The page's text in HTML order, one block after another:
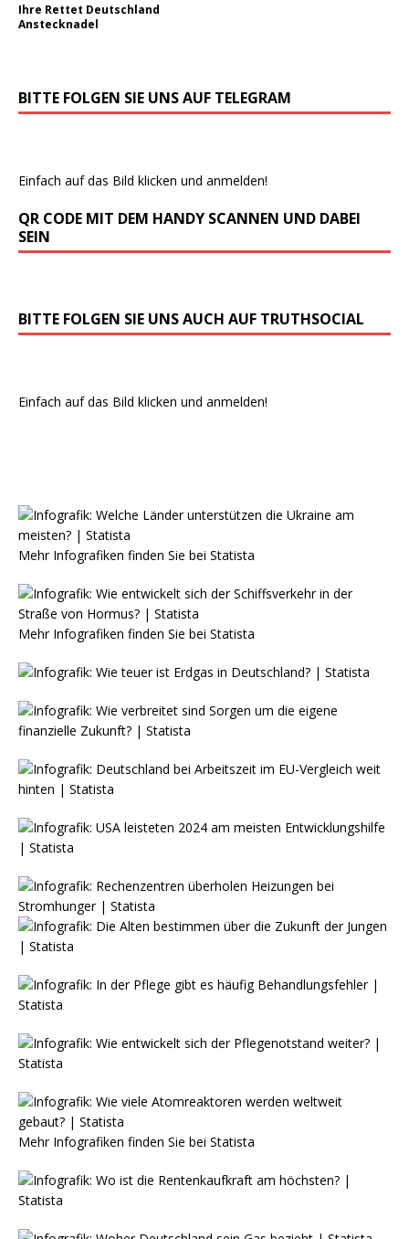
Ihre Rettet Deutschland
Anstecknadel
BITTE FOLGEN SIE UNS AUF TELEGRAM
Einfach auf das Bild klicken und anmelden!
QR CODE MIT DEM HANDY SCANNEN UND DABEI
SEIN
BITTE FOLGEN SIE UNS AUCH AUF TRUTHSOCIAL
Einfach auf das Bild klicken und anmelden!
Mehr Infografiken finden Sie bei Statista
Mehr Infografiken finden Sie bei Statista
Mehr Infografiken finden Sie bei Statista